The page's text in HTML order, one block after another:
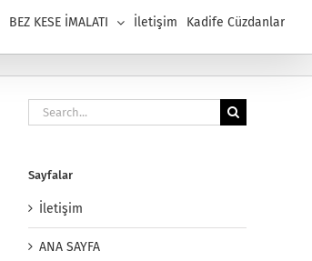
BEZ KESE İMALATI İletişim Kadife Cüzdanlar
Search
for:
Sayfalar
İletişim
ANA SAYFA